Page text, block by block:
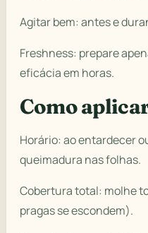
Agitar bem: antes e
Freshness: prepare
eficácia em horas.
Como
Horário: ao entardecer
queimadura nas folhas.
Cobertura total: molhe
pragas se escondem).